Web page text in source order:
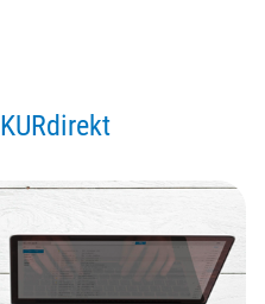
KURdirekt